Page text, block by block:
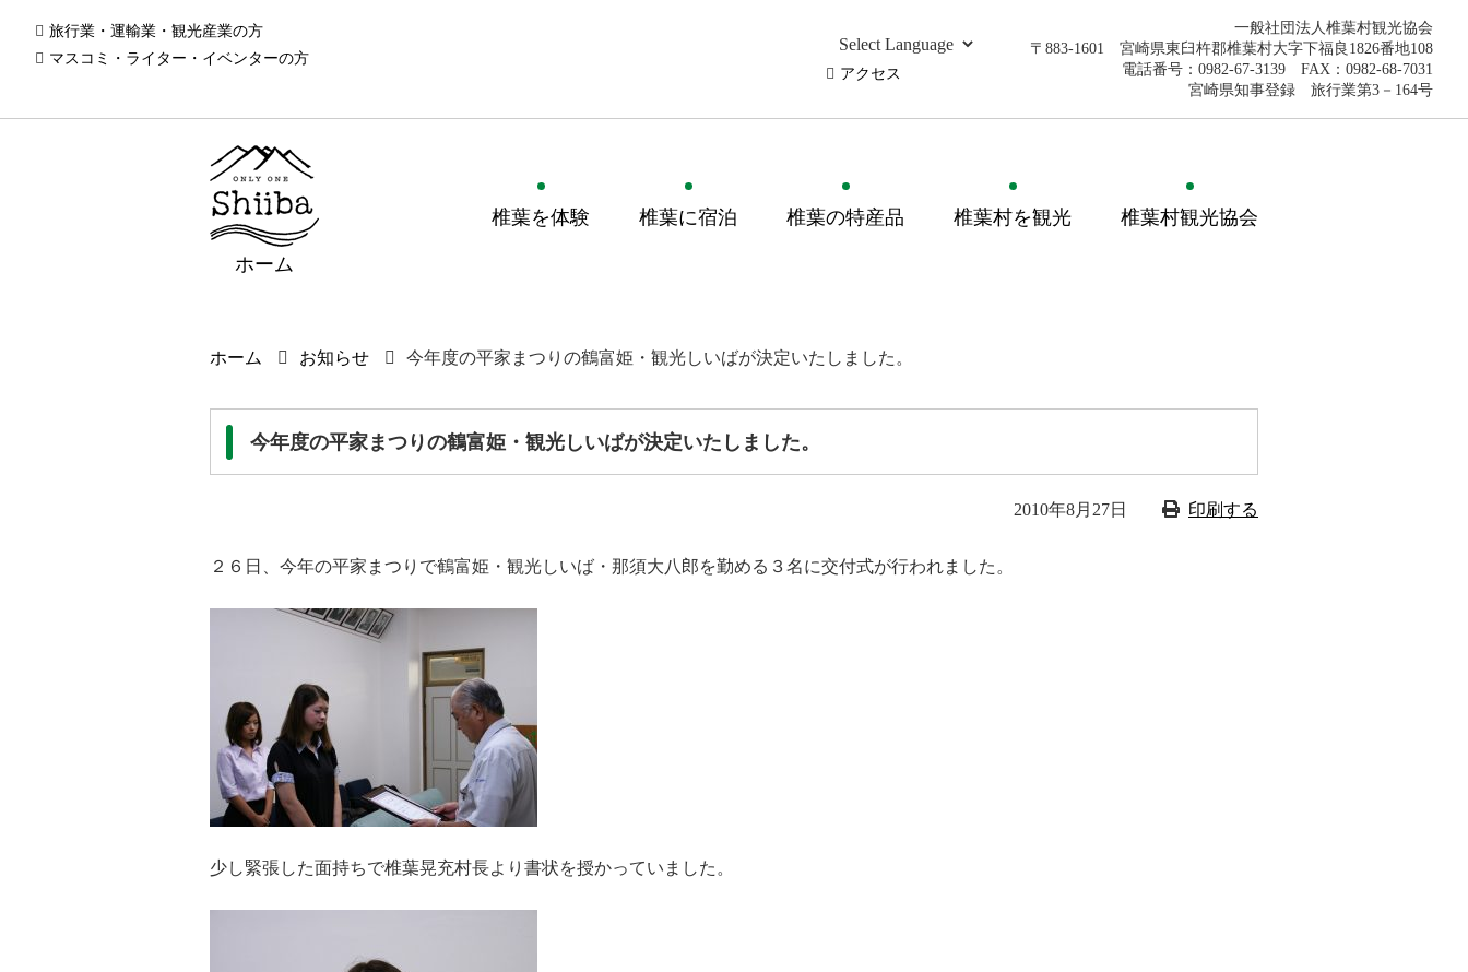
旅行業・運輸業・観光産業の方
マスコミ・ライター・イベンターの方
アクセス
一般社団法人椎葉村観光協会
〒883-1601 宮崎県東臼杵郡椎葉村大字下福良1826番地108
電話番号：0982-67-3139 FAX：0982-68-7031
宮崎県知事登録 旅行業第3－164号
ホーム
椎葉を体験 椎葉に宿泊 椎葉の特産品 椎葉村を観光 椎葉村観光協会
ホーム お知らせ 今年度の平家まつりの鶴富姫・観光しいばが決定いたしました。
今年度の平家まつりの鶴富姫・観光しいばが決定いたしました。
2010年8月27日 印刷する
２６日、今年の平家まつりで鶴富姫・観光しいば・那須大八郎を勤める３名に交付式が行われました。
少し緊張した面持ちで椎葉晃充村長より書状を授かっていました。